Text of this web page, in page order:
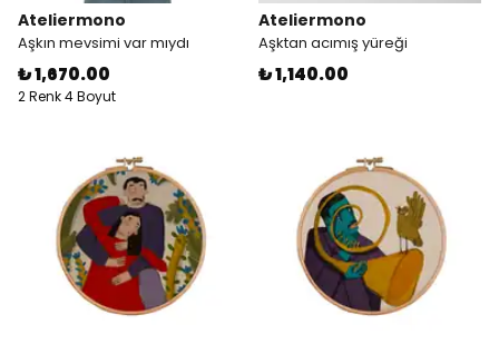
Ateliermono
Aşkın mevsimi var mıydı
₺ 1,670.00
2 Renk 4 Boyut
Ateliermono
Aşktan acımış yüreği
₺ 1,140.00